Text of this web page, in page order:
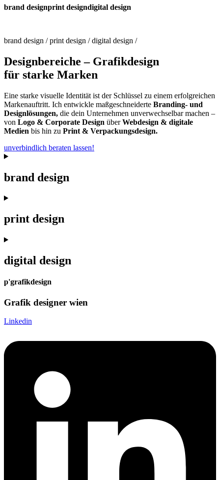
brand designprint designdigital design
brand design / print design / digital design /
Designbereiche – Grafikdesign
für starke Marken
Eine starke visuelle Identität ist der Schlüssel zu einem erfolgreichen
Markenauftritt. Ich entwickle maßgeschneiderte Branding- und
Designlösungen, die dein Unternehmen unverwechselbar machen –
von Logo & Corporate Design überWebdesign & digitale
Medien bis hin zu Print & Verpackungsdesign.
unverbindlich beraten lassen!
brand design
print design
digital design
p'grafikdesign
Grafik designer wien
Linkedin